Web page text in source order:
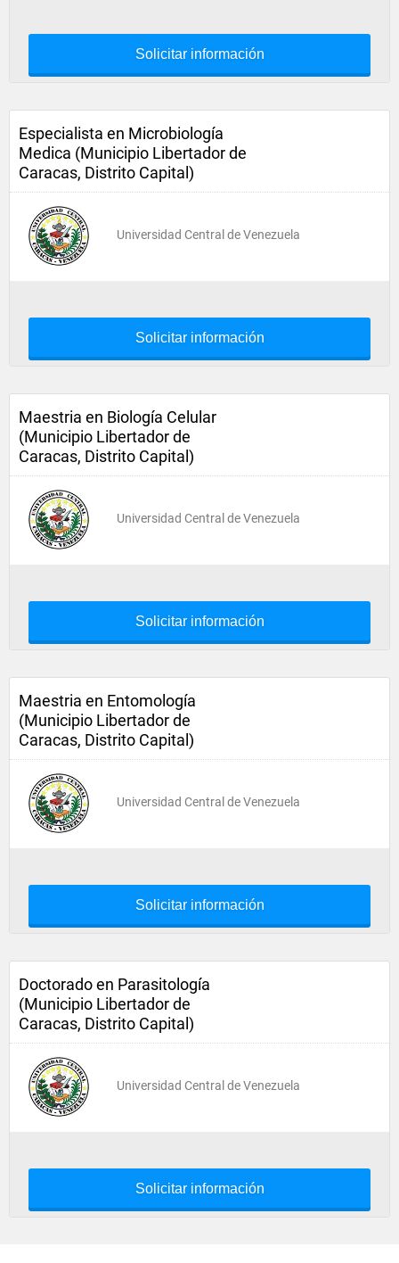
Solicitar información
Especialista en Microbiología
Medica (Municipio Libertador de
Caracas, Distrito Capital)
Universidad Central de Venezuela
Solicitar información
Maestria en Biología Celular
(Municipio Libertador de
Caracas, Distrito Capital)
Universidad Central de Venezuela
Solicitar información
Maestria en Entomología
(Municipio Libertador de
Caracas, Distrito Capital)
Universidad Central de Venezuela
Solicitar información
Doctorado en Parasitología
(Municipio Libertador de
Caracas, Distrito Capital)
Universidad Central de Venezuela
Solicitar información